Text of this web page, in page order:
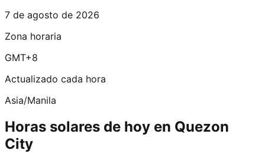
7 de agosto de 2026
Zona horaria
GMT+8
Actualizado cada hora
Asia/Manila
Horas solares de hoy en Quezon
City